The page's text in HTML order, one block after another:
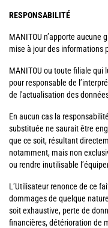
RESPONSABILITÉ
MANITOU n’apporte aucune
mise à jour des informations
MANITOU ou toute filiale qui
pour responsable de
de l'actualisation des
En aucun cas la
substituée ne saurait être
que ce soit, résultant
notamment, mais non
ou rendre inutilisable
L’Utilisateur renonce de ce
dommages de quelque
soit exhaustive, perte de
financières, détérioration de